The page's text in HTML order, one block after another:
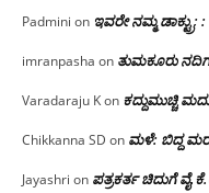
Padmini on ಇವರೇ ನಮ್ಮ
imranpasha on ತುಮಕೂರು
Varadaraju Kon ಕದ್ದುಮುಚ್ಚಿ
Chikkanna SD on ಮಳೆ: ಬಿದ್ದ
Jayashri on ಪತ್ರಕರ್ತ ಚಿದುಗೆ